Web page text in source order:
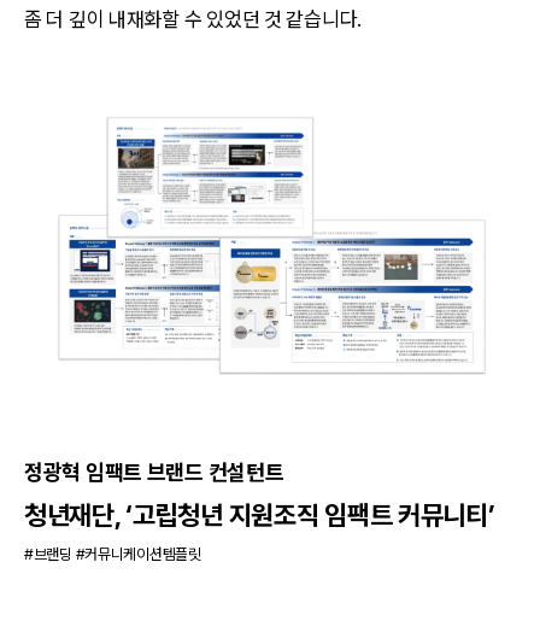
좀 더 깊이 내재화할 수 있었던 것 같습니다.
정광혁 임팩트 브랜드 컨설턴트
청년재단, ‘고립청년 지원조직 임팩트 커뮤니티’
#브랜딩 #커뮤니케이션템플릿